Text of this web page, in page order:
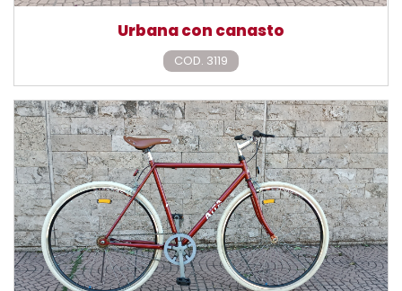
Urbana con canasto
COD. 3119